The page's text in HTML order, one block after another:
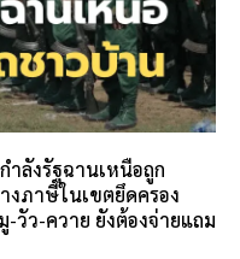
ำลังรัฐฉานเหนือถูก
งภาษีในเขตยึดครอง
วัว-ควาย ยังต้องจ่ายแถม